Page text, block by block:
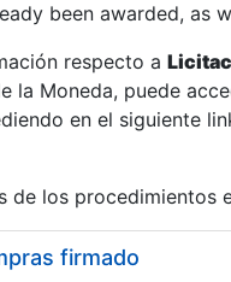
been awarded, as
respecto a
la Moneda, puede
en el siguiente
de los procedimientos
firmado